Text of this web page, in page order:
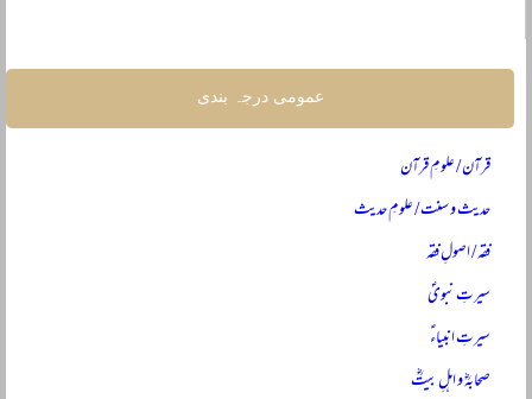
عمومی درجہ بندی
قرآن / علومِ قرآن
حدیث و سنت / علومِ حدیث
فقہ / اصولِ فقہ
سیرتِ نبویؐ
سیرتِ انبیاءؑ
صحابہؓ و اہلِ بیتؓ